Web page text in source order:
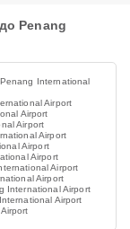
Penang
International
Airport
Airport
Airport
Airport
Airport
Airport
Airport
Airport
International Airport
Airport